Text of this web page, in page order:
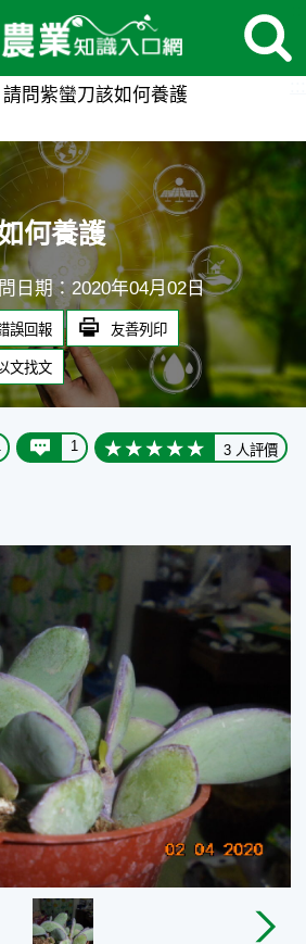
該如何養護 - 農
請問紫蠻刀該如何養護
何養護
日期：2020年04月02日
誤回報 友善列印
文找文
1 3 人評價